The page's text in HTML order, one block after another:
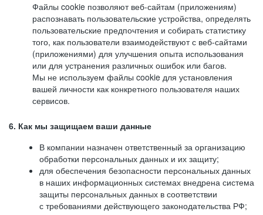
Файлы cookie позволяют веб-сайтам (приложениям)
распознавать пользовательские устройства, определять
пользовательские предпочтения и собирать статистику
того, как пользователи взаимодействуют с веб-сайтами
(приложениями) для улучшения опыта использования
или для устранения различных ошибок или багов.
Мы не используем файлы cookie для установления
вашей личности как конкретного пользователя наших
сервисов.
6. Как мы защищаем ваши данные
В компании назначен ответственный за организацию
обработки персональных данных и их защиту;
для обеспечения безопасности персональных данных
в наших информационных системах внедрена система
защиты персональных данных в соответствии
с требованиями действующего законодательства РФ;